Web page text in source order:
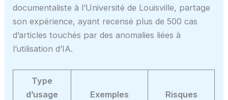
documentaliste à l’Université de Louisville, partage
son expérience, ayant recensé plus de 500 cas
d’articles touchés par des anomalies liées à
l’utilisation d’IA.
Type
d’usage
Exemples Risques